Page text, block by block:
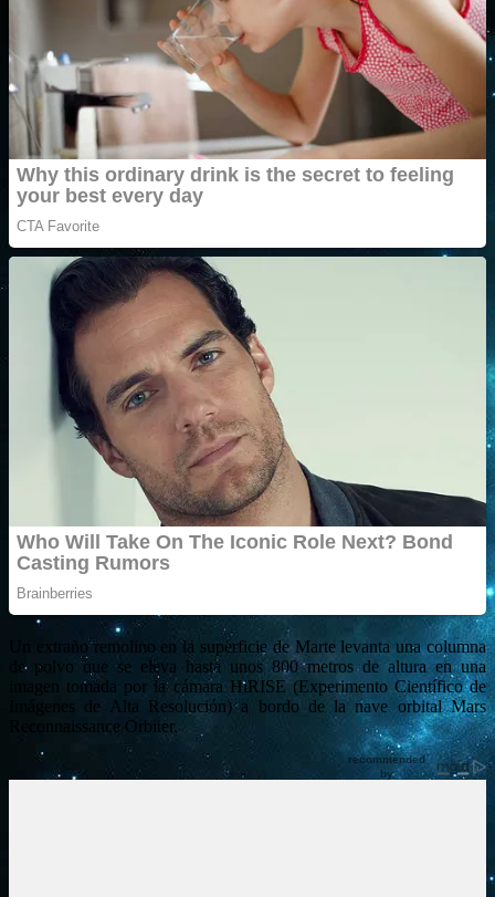
Un extraño remolino en la superficie de Marte levanta una columna
de polvo que se eleva hasta unos 800 metros de altura en una
imagen tomada por la cámara HiRISE (Experimento Científico de
Imágenes de Alta Resolución) a bordo de la nave orbital Mars
Reconnaissance Orbiter.